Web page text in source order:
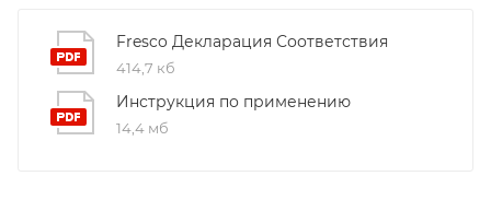
Fresco Декларация Соответствия
414,7 кб
Инструкция по применению
14,4 мб